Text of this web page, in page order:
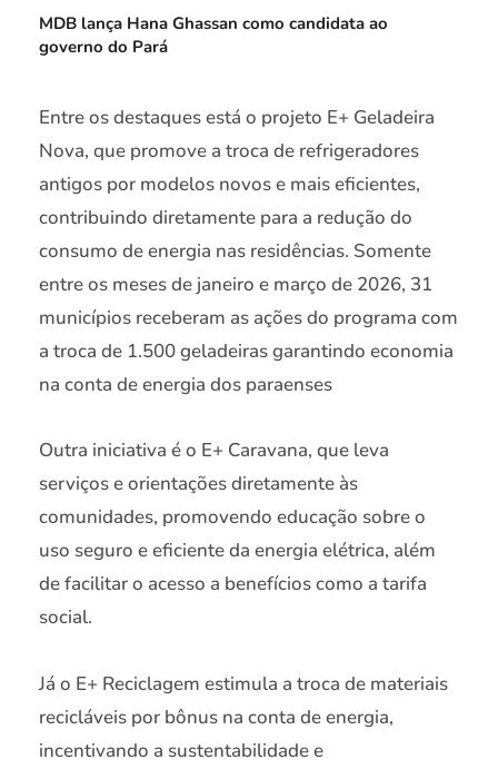
MDB lança Hana Ghassan como candidata ao
governo do Pará
Entre os destaques está o projeto E+ Geladeira
Nova, que promove a troca de refrigeradores
antigos por modelos novos e mais eficientes,
contribuindo diretamente para a redução do
consumo de energia nas residências. Somente
entre os meses de janeiro e março de 2026, 31
municípios receberam as ações do programa com
a troca de 1.500 geladeiras garantindo economia
na conta de energia dos paraenses
Outra iniciativa é o E+ Caravana, que leva
serviços e orientações diretamente às
comunidades, promovendo educação sobre o
uso seguro e eficiente da energia elétrica, além
de facilitar o acesso a benefícios como a tarifa
social.
Já o E+ Reciclagem estimula a troca de materiais
recicláveis por bônus na conta de energia,
incentivando a sustentabilidade e